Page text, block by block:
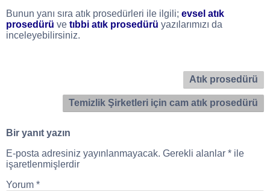
Bunun yanı sıra atık prosedürleri ile ilgili; evsel atık
prosedürü ve tıbbi atık prosedürü yazılarımızı da
inceleyebilirsiniz.
Atık prosedürü
Temizlik Şirketleri için cam atık prosedürü
Bir yanıt yazın
E-posta adresiniz yayınlanmayacak. Gerekli alanlar * ile
işaretlenmişlerdir
Yorum *